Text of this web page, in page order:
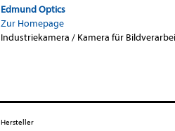
Edmund Optics
Zur Homepage
Industriekamera / Kamera für
Hersteller